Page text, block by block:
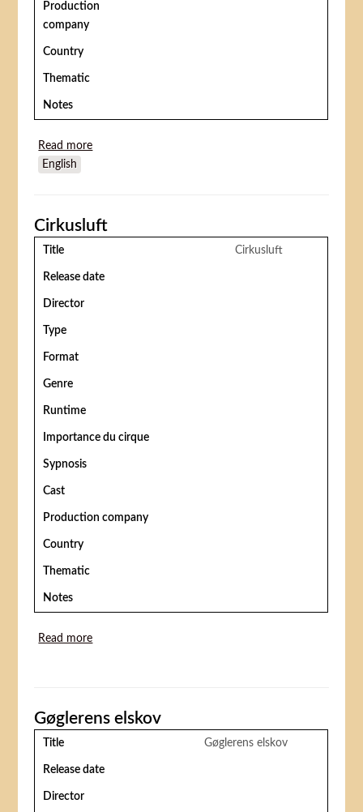
Production
company
Country
Thematic
Notes
Read more
English
Cirkusluft
Title Cirkusluft
Release date
Director
Type
Format
Genre
Runtime
Importance du cirque
Sypnosis
Cast
Production company
Country
Thematic
Notes
Read more
Gøglerens elskov
Title Gøglerens elskov
Release date
Director